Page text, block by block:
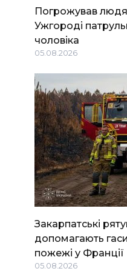
Погрожував
Ужгороді
чоловіка
05.08.2026
Закарпатські
допомагають
пожежі у Франції
05.08.2026